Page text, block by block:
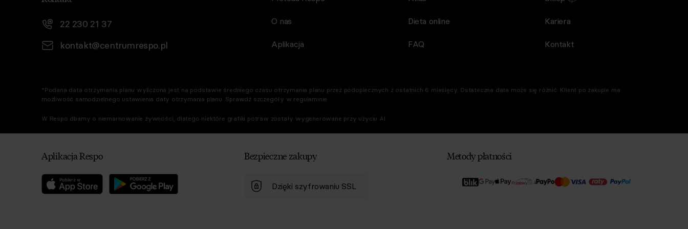
22 230 21 37
kontakt@centrumrespo.pl
O nas
Aplikacja
Dieta online
FAQ
Kariera
Kontakt
*Podana data otrzymania planu wyliczona jest na podstawie średniego czasu otrzymania planu przez podopiecznych z ostatnich 6 miesięcy. Ostateczna data może się różnić. Klient po zakupie ma
możliwość samodzielnego ustawienia daty otrzymania planu. Sprawdź szczegóły w regulaminie.
W Respo dbamy o niemarnowanie żywności, dlatego niektóre grafiki potraw zostały wygenerowane przy użyciu AI.
Aplikacja Respo Bezpieczne zakupy
Dzięki szyfrowaniu SSL
Metody płatności